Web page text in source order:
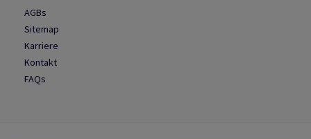
AGBs
Sitemap
Karriere
Kontakt
FAQs